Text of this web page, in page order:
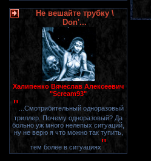
Не вешайте трубку \
Don'...
Халипенко Вячеслав Алексеевич
"Scream93"
" ...Смотрибительный одноразовый
триллер. Почему одноразовый? Да
больно уж много нелепых ситуаций,
ну не верю я что можно так тупить,
тем более в ситуациях"